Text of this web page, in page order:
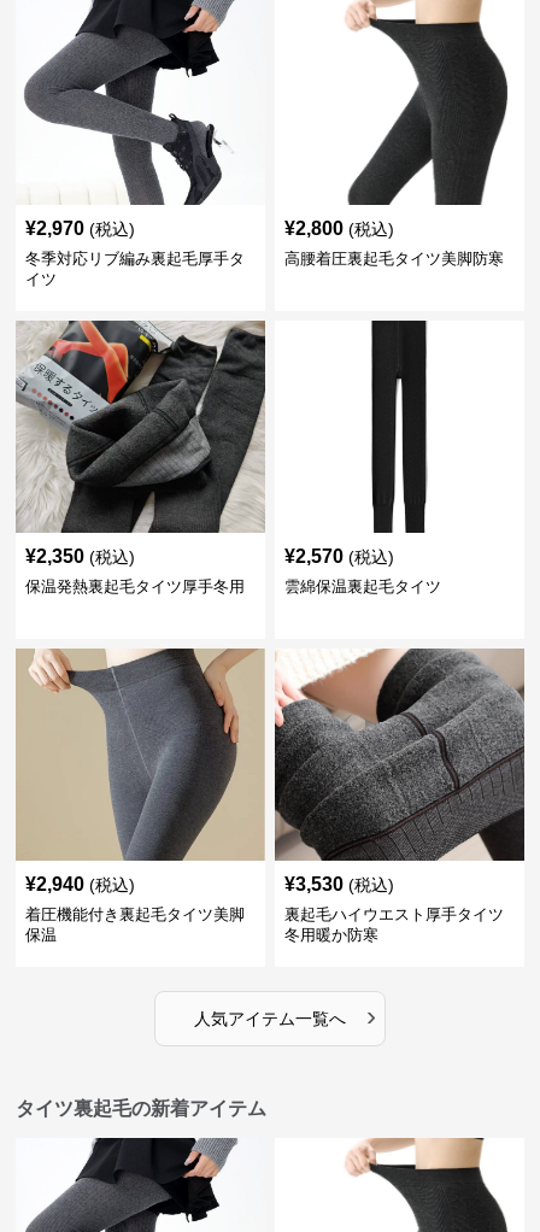
¥2,970 (税込)
冬季対応リブ編み裏起毛厚手タ
イツ
¥2,800 (税込)
高腰着圧裏起毛タイツ美脚防寒
¥2,350 (税込)
保温発熱裏起毛タイツ厚手冬用
¥2,570 (税込)
雲綿保温裏起毛タイツ
¥2,940 (税込)
着圧機能付き裏起毛タイツ美脚
保温
¥3,530 (税込)
裏起毛ハイウエスト厚手タイツ
冬用暖か防寒
人気アイテム一覧へ ›
タイツ裏起毛の新着アイテム